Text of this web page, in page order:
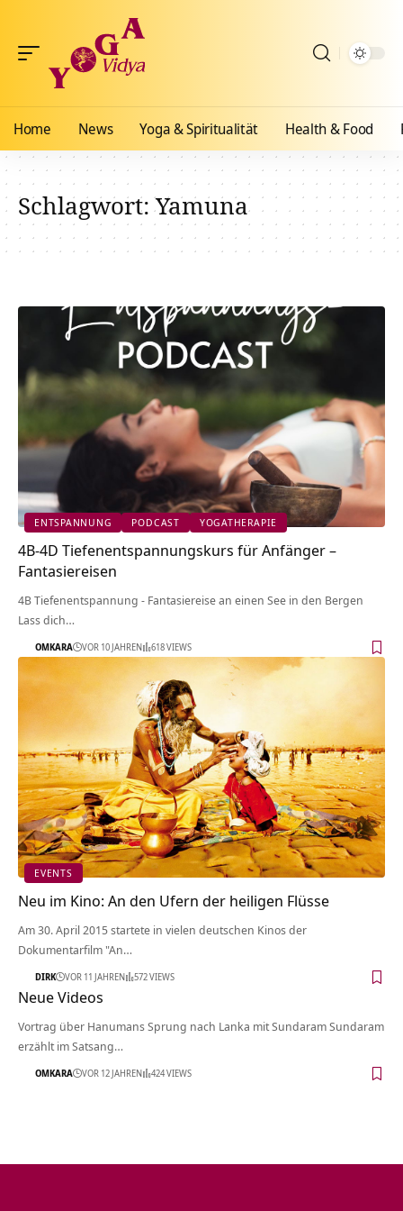
Home News Yoga & Spiritualität Health & Food
Schlagwort:Yamuna
ENTSPANNUNG PODCAST YOGATHERAPIE
4B-4D Tiefenentspannungskurs für Anfänger –
Fantasiereisen
4B Tiefenentspannung - Fantasiereise an einen See in den Bergen
Lass dich…
OMKARA VOR 10 JAHREN 618 VIEWS
EVENTS
Neu im Kino: An den Ufern der heiligen Flüsse
Am 30. April 2015 startete in vielen deutschen Kinos der
Dokumentarfilm "An…
DIRK VOR 11 JAHREN 572 VIEWS
Neue Videos
Vortrag über Hanumans Sprung nach Lanka mit Sundaram Sundaram
erzählt im Satsang…
OMKARA VOR 12 JAHREN 424 VIEWS